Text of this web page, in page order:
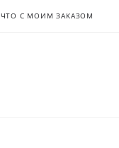
ЧТО С МОИМ ЗАКАЗОМ